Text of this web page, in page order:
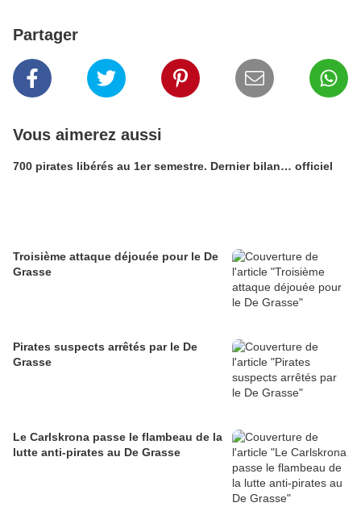
Partager
Vous aimerez aussi
700 pirates libérés au 1er semestre. Dernier bilan… officiel
Troisième attaque déjouée pour le De
Grasse
Pirates suspects arrêtés par le De
Grasse
Le Carlskrona passe le flambeau de la
lutte anti-pirates au De Grasse